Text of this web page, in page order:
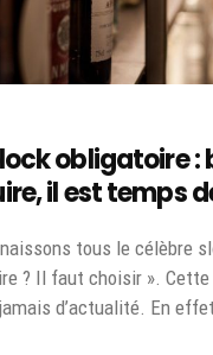
obligatoire :
il est temps
tous le célèbre
? Il faut choisir ».
d’actualité. En